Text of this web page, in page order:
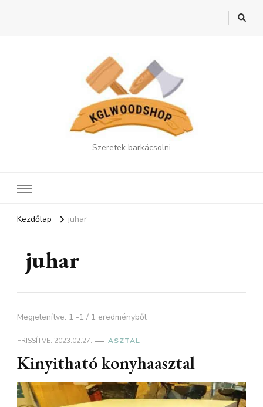
Szeretek barkácsolni
Kezdőlap juhar
juhar
Megjelenítve: 1 -1 / 1 eredményből
FRISSÍTVE: 2023.02.27. ASZTAL
Kinyitható konyhaasztal